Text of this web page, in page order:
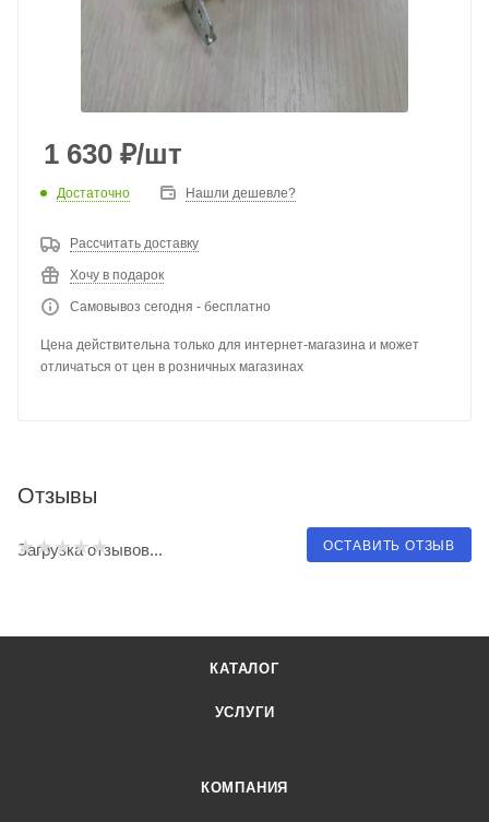
1 630 ₽/шт
Достаточно Нашли дешевле?
Рассчитать доставку
Хочу в подарок
Самовывоз сегодня - бесплатно
Цена действительна только для интернет-магазина и может
отличаться от цен в розничных магазинах
Отзывы
ОСТАВИТЬ ОТЗЫВ
Загрузка отзывов...
КАТАЛОГ
УСЛУГИ
КОМПАНИЯ